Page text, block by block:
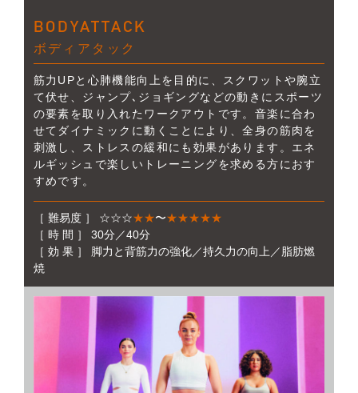
BODYATTACK
ボディアタック
筋力UPと心肺機能向上を目的に、スクワットや腕立
て伏せ、ジャンプ､ジョギングなどの動きにスポーツ
の要素を取り入れたワークアウトです。音楽に合わ
せてダイナミックに動くことにより、全身の筋肉を
刺激し、ストレスの緩和にも効果があります。エネ
ルギッシュで楽しいトレーニングを求める方におす
すめです。
［ 難易度 ］ ☆☆☆★★〜★★★★★
［ 時 間 ］ 30分／40分
［ 効 果 ］ 脚力と背筋力の強化／持久力の向上／脂肪燃
焼